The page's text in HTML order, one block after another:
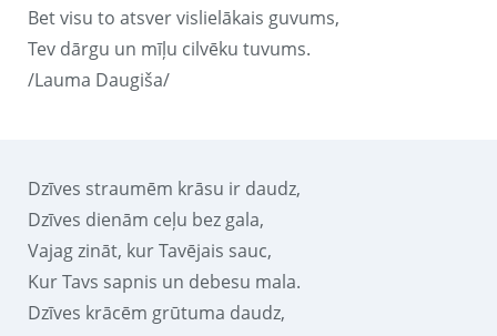
Bet visu to atsver vislielākais guvums,
Tev dārgu un mīļu cilvēku tuvums.
/Lauma Daugiša/
Dzīves straumēm krāsu ir daudz,
Dzīves dienām ceļu bez gala,
Vajag zināt, kur Tavējais sauc,
Kur Tavs sapnis un debesu mala.
Dzīves krācēm grūtuma daudz,